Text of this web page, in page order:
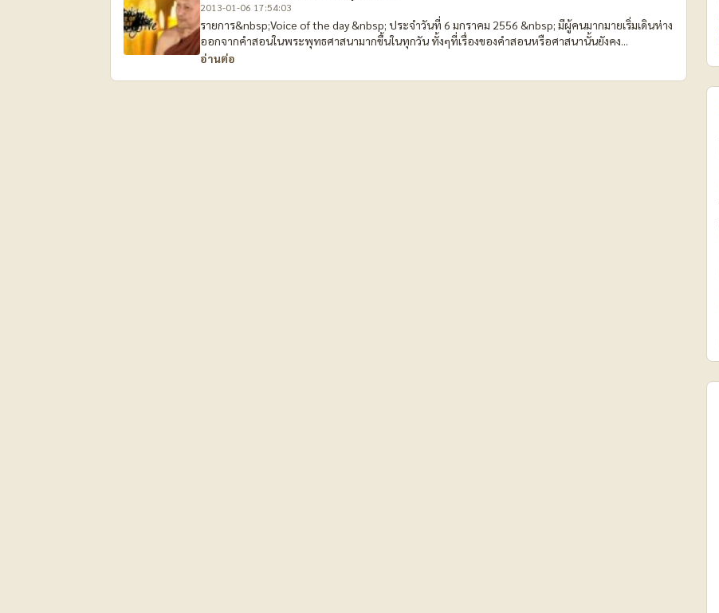
2013-01-06 17:54:03
รายการ&nbsp;Voice of the day &nbsp; ประจำวันที่ 6 มกราคม 2556 &nbsp; มีผู้คนมากมายเริ่มเดินห่าง
ออกจากคำสอนในพระพุทธศาสนามากขึ้นในทุกวัน ทั้งๆที่เรื่องของคำสอนหรือศาสนานั้นยังคง...
อ่านต่อ